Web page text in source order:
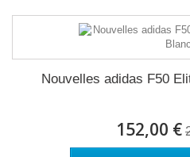
Nouvelles adidas F50
152,00 €